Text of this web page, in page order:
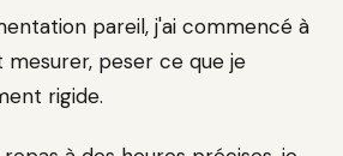
pareil, j'ai commencé à
peser ce que je
rigide.